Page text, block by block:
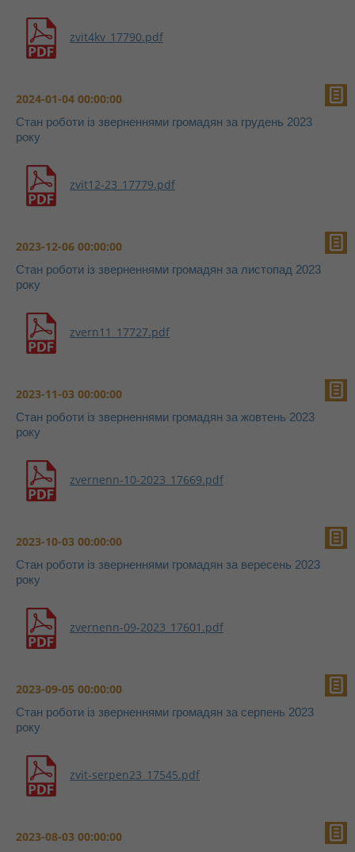
zvit4kv_17790.pdf
2024-01-04 00:00:00
Стан роботи із зверненнями громадян за грудень 2023
року
zvit12-23_17779.pdf
2023-12-06 00:00:00
Стан роботи із зверненнями громадян за листопад 2023
року
zvern11_17727.pdf
2023-11-03 00:00:00
Стан роботи із зверненнями громадян за жовтень 2023
року
zvernenn-10-2023_17669.pdf
2023-10-03 00:00:00
Стан роботи із зверненнями громадян за вересень 2023
року
zvernenn-09-2023_17601.pdf
2023-09-05 00:00:00
Стан роботи із зверненнями громадян за серпень 2023
року
zvit-serpen23_17545.pdf
2023-08-03 00:00:00